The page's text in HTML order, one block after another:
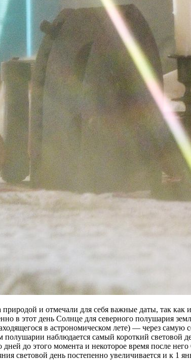
и отмечали для себя важные даты, так
в этот день Солнце для северного полушария
в астрономическом лете) — через самую
наблюдается самый короткий световой
до этого момента и некоторое время после
световой день постепенно увеличивается и к 1